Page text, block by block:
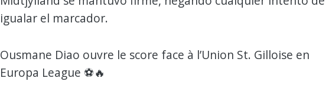
igualar el marcador.
Ousmane Diao ouvre le score face à l’Union St. Gilloise en
Europa League ⚽️🔥